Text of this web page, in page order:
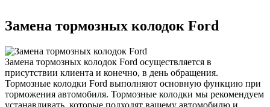
Замена тормозных колодок Ford
Замена тормозных колодок Ford осуществляется в
присутствии клиента и конечно, в день обращения.
Тормозные колодки Ford выполняют основную функцию при
торможения автомобиля. Тормозные колодки мы рекомендуем
устанавливать, которые подходят вашему автомобилю и